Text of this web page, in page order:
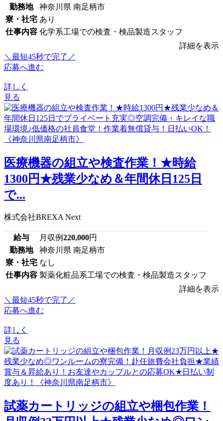
勤務地
神奈川県 南足柄市
寮・社宅 あり
仕事内容 化学系工場での検査・検品製造スタッフ
詳細を表示
＼最短45秒で完了／
応募へ進む
詳しく
見る
医療機器の組立や検査作業！★時給
1300円★残業少なめ＆年間休日125日
で...
株式会社BREXA Next
給与 月収例220,000円
勤務地
神奈川県 南足柄市
寮・社宅 なし
仕事内容 製薬化粧品系工場での検査・検品製造スタッフ
詳細を表示
＼最短45秒で完了／
応募へ進む
詳しく
見る
試薬カートリッジの組立や梱包作業！